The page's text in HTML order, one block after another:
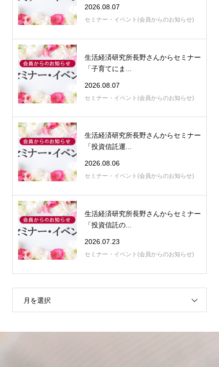
2026.08.07
セミナー・イベント(会員からのお知らせ)
生活経済研究所長野さんからセミナー
「子育てにま...
2026.08.07
セミナー・イベント(会員からのお知らせ)
生活経済研究所長野さんからセミナー
「投資信託運...
2026.08.06
セミナー・イベント(会員からのお知らせ)
生活経済研究所長野さんからセミナー
「投資信託の...
2026.07.23
セミナー・イベント(会員からのお知らせ)
月を選択